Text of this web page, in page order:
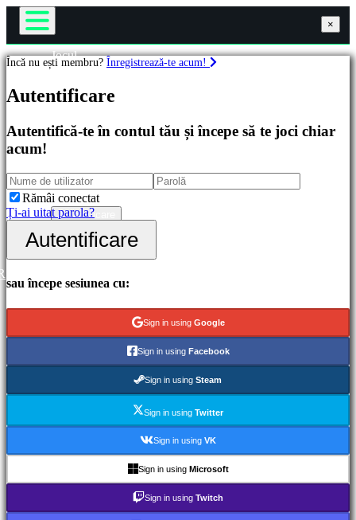
Recomandate
Lansări
noi
Categorii
Jocuri
de
Jocuri
strategie
de
Jocuri
Jocuri
Jocuri
Shootere
games
games
Jocul
Gameplay
Noutăți
Ghiduri
Magazin
Autentificare
Înregistrare
×
Încă nu ești membru? Înregistrează-te acum!
Autentificare
Autentifică-te în contul tău și începe să te joci chiar
acum!
Rămâi conectat
Ți-ai uitat parola?
Autentificare
sau începe sesiunea cu:
Sign in using Google
Sign in using Facebook
Sign in using Steam
Sign in usingTwitter
Sign in using VK
Sign in using Microsoft
Sign in using Twitch
×
×